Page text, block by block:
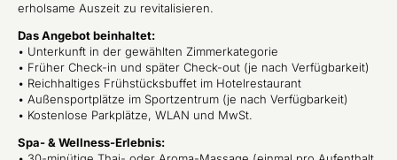
erholsame Auszeit zu revitalisieren.
Das Angebot beinhaltet:
• Unterkunft in der gewählten Zimmerkategorie
• Früher Check-in und später Check-out (je nach Verfügbarkeit)
• Reichhaltiges Frühstücksbuffet im Hotelrestaurant
• Außensportplätze im Sportzentrum (je nach Verfügbarkeit)
• Kostenlose Parkplätze, WLAN und MwSt.
Spa- & Wellness-Erlebnis: